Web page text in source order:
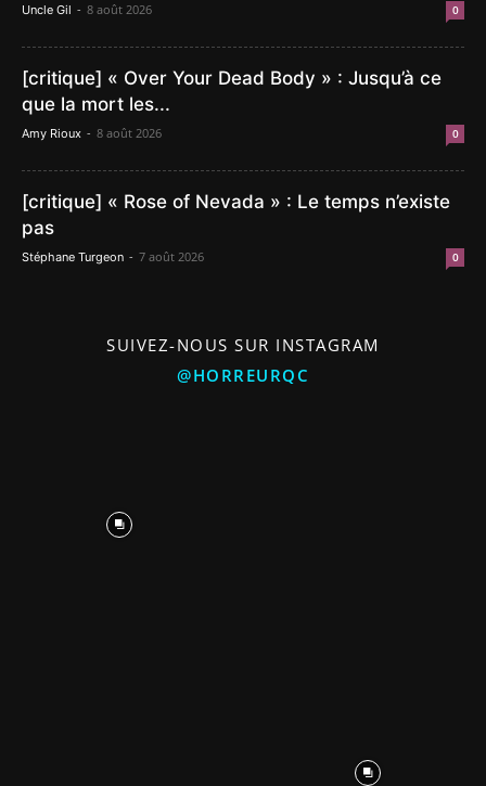
Uncle Gil - 8 août 2026 0
[critique] « Over Your Dead Body » : Jusqu’à ce
que la mort les...
Amy Rioux - 8 août 2026 0
[critique] « Rose of Nevada » : Le temps n’existe
pas
Stéphane Turgeon - 7 août 2026 0
SUIVEZ-NOUS SUR INSTAGRAM
@HORREURQC